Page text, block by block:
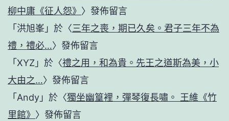
柳中庸《征人怨》 〉發佈留言
「 洪旭峯 」於〈三年之喪，期已久矣。君子三年不為
禮，禮必…〉發佈留言
「 XYZ 」於〈禮之用，和為貴。先王之道斯為美，小
大由之…〉發佈留言
「 Andy 」於〈獨坐幽篁裡，彈琴復長嘯。 王維《竹
里館》 〉發佈留言